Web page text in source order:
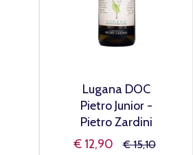
Lugana DOC
Pietro Junior -
Pietro Zardini
€ 12,90
€ 15,10